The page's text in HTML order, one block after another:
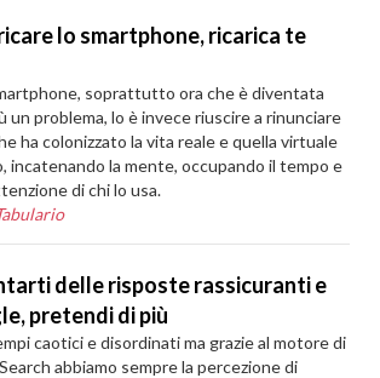
lo smartphone, ricarica te
soprattutto ora che è diventata
un problema, lo è invece riuscire a rinunciare
ha colonizzato la vita reale e quella virtuale
incatenando la mente, occupando il tempo e
di chi lo usa.
delle risposte rassicuranti e
pretendi di più
caotici e disordinati ma grazie al motore di
abbiamo sempre la percezione di